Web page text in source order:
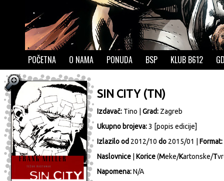
POČETNA O NAMA PONUDA BSP KLUB B612
SIN CITY (TN)
Izdavač: Tino Grad: Zagreb
Ukupno brojeva:3 [popis edicije]
Izlazilo od 2012/10 do 2015/01 | Format:
Naslovnice
Korice(Meke/Kartonske/T
Napomena:N/A